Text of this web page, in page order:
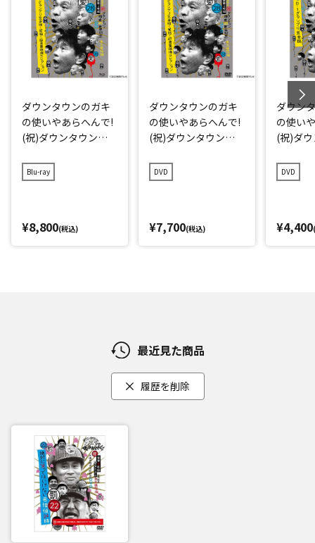
ダウンタウンのガキ
の使いやあらへんで!
(祝)ダウンタウン結
初回限定永久保存版
(28)(愛)D-1グランプ
Blu-ray
¥8,800(税込)
ダウンタウンのガキ
の使いやあらへんで!
(祝)ダウンタウン結
回限定永久保存版(2
8)(愛)D-1グランプリ
DVD
¥7,700(税込)
ダウン
の使い
(祝)ダ
久保存
グラン
DVD
¥4,400
最近見た商品
履歴を削除